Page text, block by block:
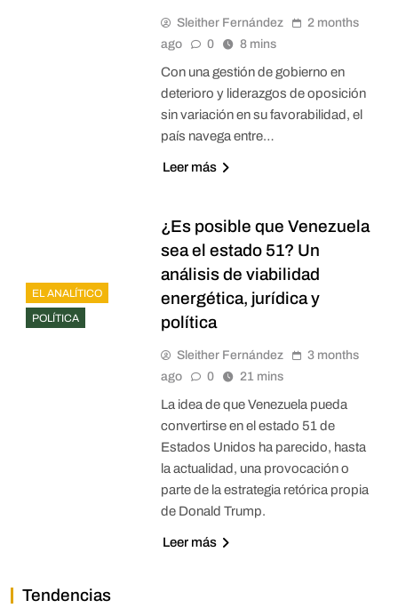
Sleither Fernández
2 months
ago
0 8 mins
Con una gestión de gobierno en
deterioro y liderazgos de oposición
sin variación en su favorabilidad, el
país navega entre…
Leer más
EL ANALÍTICO
POLÍTICA
¿Es posible que Venezuela
sea el estado 51? Un
análisis de viabilidad
energética, jurídica y
política
Sleither Fernández
3 months
ago
0 21 mins
La idea de que Venezuela pueda
convertirse en el estado 51 de
Estados Unidos ha parecido, hasta
la actualidad, una provocación o
parte de la estrategia retórica propia
de Donald Trump.
Leer más
Tendencias